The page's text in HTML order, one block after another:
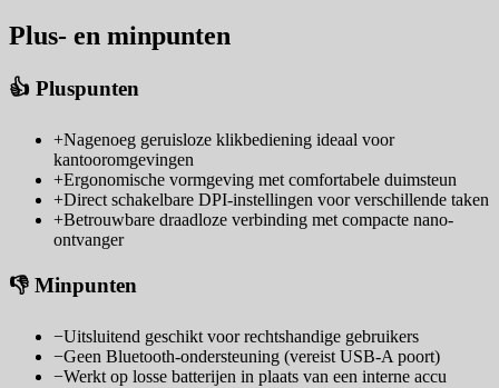
Plus- en minpunten
👍 Pluspunten
+Nagenoeg geruisloze klikbediening ideaal voor
kantooromgevingen
+Ergonomische vormgeving met comfortabele duimsteun
+Direct schakelbare DPI-instellingen voor verschillende taken
+Betrouwbare draadloze verbinding met compacte nano-
ontvanger
👎 Minpunten
−Uitsluitend geschikt voor rechtshandige gebruikers
−Geen Bluetooth-ondersteuning (vereist USB-A poort)
−Werkt op losse batterijen in plaats van een interne accu